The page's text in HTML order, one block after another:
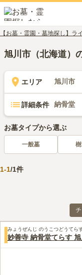
【お墓・霊園・墓地探し】ラ
旭川市（北海道）
エリア 旭川市
詳細条件 納骨堂
お墓タイプから選ぶ
一般墓
1-1/1件
みょうぜんじ のうこつどうてら
妙善寺 納骨堂てらす 旭